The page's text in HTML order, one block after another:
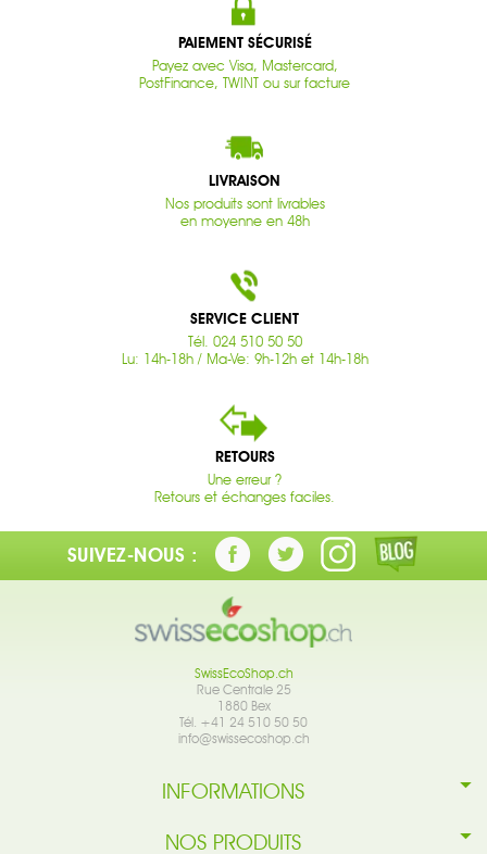
PAIEMENT SÉCURISÉ
Payez avec Visa, Mastercard,
PostFinance, TWINT ou sur facture
LIVRAISON
Nos produits sont livrables
en moyenne en 48h
SERVICE CLIENT
Tél. 024 510 50 50
Lu: 14h-18h / Ma-Ve: 9h-12h et 14h-18h
RETOURS
Une erreur ?
Retours et échanges faciles.
SUIVEZ-NOUS :
SwissEcoShop.ch
Rue Centrale 25
1880 Bex
Tél. +41 24 510 50 50
info@swissecoshop.ch
INFORMATIONS
NOS PRODUITS